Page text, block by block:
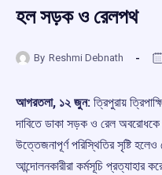
হল সড়ক ও রেলপথ
By Reshmi Debnath
আগরতলা, ১২ জুন: ত্রিপুরায়
দাবিতে ডাকা সড়ক ও রেল অবরোধকে
উত্তেজনাপূর্ণ পরিস্থিতির সৃষ্টি
আন্দোলনকারীরা কর্মসূচি প্রত্যাহার